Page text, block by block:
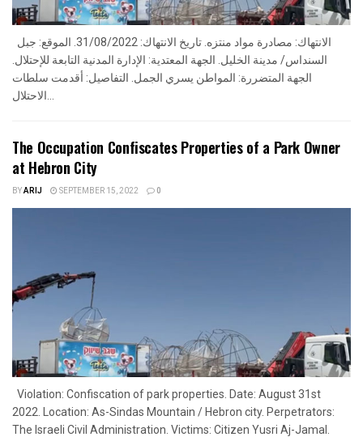
السنداس/ مدينة الخليل. الجهة المعتدية: الإدارة المدنية التابعة للإحتلال.
الجهة المتضررة: المواطن يسري الجمل. التفاصيل: أقدمت سلطات
The Occupation Confiscates Properties of a Park Owner
at Hebron City
BYARIJ SEPTEMBER 15, 2022 0
Violation: Confiscation of park properties. Date: August 31st
2022. Location: As-Sindas Mountain / Hebron city. Perpetrators:
The Israeli Civil Administration. Victims: Citizen Yusri Aj-Jamal.